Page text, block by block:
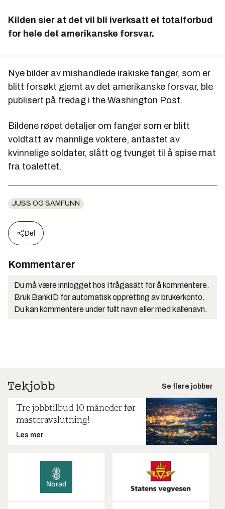
Kilden sier at det vil bli iverksatt et totalforbud
for hele det amerikanske forsvar.
Nye bilder av mishandlede irakiske fanger, som er
blitt forsøkt gjemt av det amerikanske forsvar, ble
publisert på fredag i the Washington Post.
Bildene røpet detaljer om fanger som er blitt
voldtatt av mannlige voktere, antastet av
kvinnelige soldater, slått og tvunget til å spise mat
fra toalettet.
JUSS OG SAMFUNN
Del
Kommentarer
Du må være innlogget hos Ifrågasätt for å kommentere.
Bruk BankID for automatisk oppretting av brukerkonto.
Du kan kommentere under fullt navn eller med kallenavn.
Se flere jobber
Tre jobbtilbud 10 måneder før
masteravslutning!
Les mer